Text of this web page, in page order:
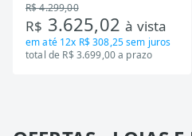
Tecnologia Inverter, Branco,
Bivolt
R$ 4.299,00
R$ 3.625,02à vista
em até 12x R$ 308,25sem juros
total de R$ 3.699,00 a prazo